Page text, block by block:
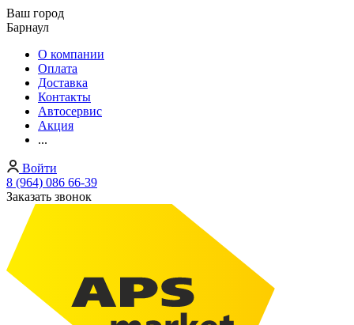
Ваш город
Барнаул
О компании
Оплата
Доставка
Контакты
Автосервис
Акция
...
Войти
8 (964) 086 66-39
Заказать звонок